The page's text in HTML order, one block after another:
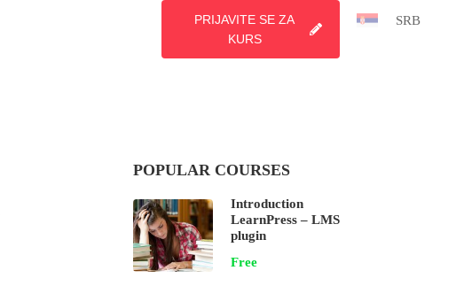
PRIJAVITE SE ZA
KURS
SRB
POPULAR COURSES
Introduction
LearnPress – LMS
plugin
Free